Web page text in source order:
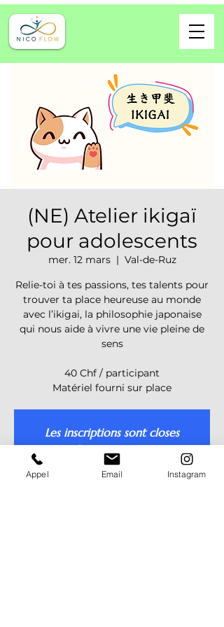
(NE) Atelier ikigaï
pour adolescents
mer. 12 mars
  |
Val-de-Ruz
Relie-toi à tes passions, tes talents pour
trouver ta place heureuse au monde
avec l’ikigai, la philosophie japonaise
qui nous aide à vivre une vie pleine de
sens
40 Chf / participant
Matériel fourni sur place
Les inscriptions sont closes
Voir d'autres événements
Appel Email Instagram